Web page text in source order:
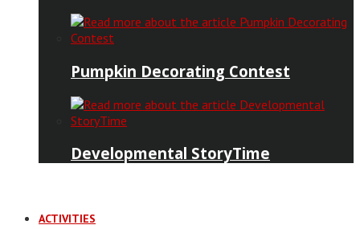
Pumpkin Decorating Contest
Developmental StoryTime
ACTIVITIES